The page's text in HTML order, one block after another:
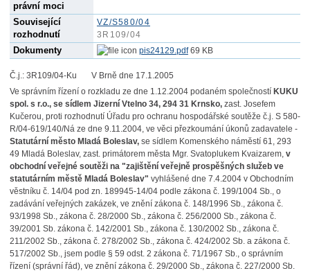
právní moci
Související
rozhodnutí
VZ/S580/04
3R109/04
Dokumenty pis24129.pdf69 KB
Č.j.: 3R109/04-Ku V Brně dne 17.1.2005
Ve správním řízení o rozkladu ze dne 1.12.2004 podaném společností KUKU
spol. s r.o., se sídlem Jizerní Vtelno 34, 294 31 Krnsko,zast. Josefem
Kučerou, proti rozhodnutí Úřadu pro ochranu hospodářské soutěže č.j. S 580-
R/04-619/140/Ná ze dne 9.11.2004, ve věci přezkoumání úkonů zadavatele -
Statutární město Mladá Boleslav,se sídlem Komenského náměstí 61, 293
49 Mladá Boleslav, zast. primátorem města Mgr. Svatoplukem Kvaizarem, v
obchodní veřejné soutěži na "zajištění veřejně prospěšných služeb ve
statutárním městě Mladá Boleslav" vyhlášené dne 7.4.2004 v Obchodním
věstníku č. 14/04 pod zn. 189945-14/04 podle zákona č. 199/1004 Sb., o
zadávání veřejných zakázek, ve znění zákona č. 148/1996 Sb., zákona č.
93/1998 Sb., zákona č. 28/2000 Sb., zákona č. 256/2000 Sb., zákona č.
39/2001 Sb. zákona č. 142/2001 Sb., zákona č. 130/2002 Sb., zákona č.
211/2002 Sb., zákona č. 278/2002 Sb., zákona č. 424/2002 Sb. a zákona č.
517/2002 Sb., jsem podle § 59 odst. 2 zákona č. 71/1967 Sb., o správním
řízení (správní řád), ve znění zákona č. 29/2000 Sb., zákona č. 227/2000 Sb.